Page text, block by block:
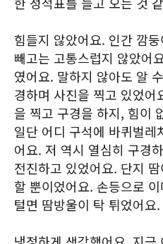
힘들지 않았어요. 인간 깜
빼고는 고통스럽지 않았어
였어요. 말하지 않아도 알
경하며 사진을 찍고 있었어
을 찍고 구경을 하지, 힘이
일단 어디 구석에 바퀴벌레
어요. 저 역시 열심히 구경
전진하고 있었어요. 단지
할 뿐이었어요. 손등으로
털면 땀방울이 탁 튀었어요.